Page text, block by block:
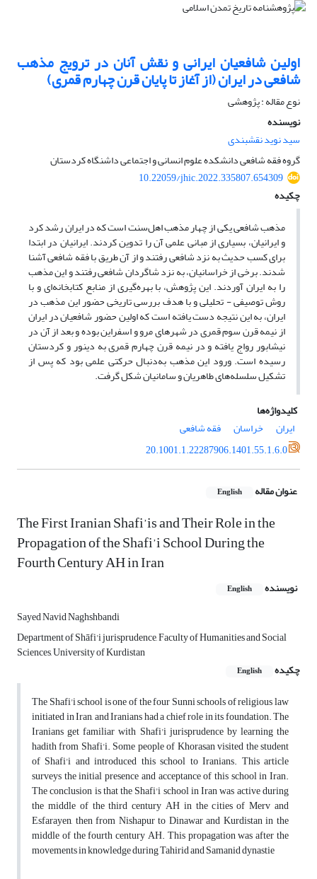
اولین شافعیان ایرانی و نقش آنان در ترویج مذهب
شافعی در ایران (از آغاز تا پایان قرن چهارم قمری)
نوع مقاله : پژوهشی
نویسنده
سید نوید نقشبندی
گروه فقه شافعی دانشکده علوم انسانی و اجتماعی داشنگاه کردستان
10.22059/jhic.2022.335807.654309
چکیده
مذهب شافعی یکی از چهار مذهب اهل‌سنت است که در ایران رشد کرد
و ایرانیان، بسیاری از مبانی علمی آن را تدوین کردند. ایرانیان در ابتدا
برای کسب حدیث به نزد شافعی رفتند و از آن طریق با فقه شافعی آشنا
شدند. برخی از خراسانیان، به نزد شاگردان شافعی رفتند و این مذهب
را به ایران آوردند. این پژوهش، با بهره‌گیری از منابع کتابخانه‌ای و با
روش توصیفی‌ - تحلیلی و با هدف بررسی تاریخی حضور این مذهب در
ایران، به این نتیجه دست یافته است که اولین حضور شافعیان در ایران
از نیمه قرن سوم قمری در شهرهای مرو و اسفراین بوده و بعد از آن در
نیشابور رواج یافته و در نیمه قرن چهارم قمری به دینور و کردستان
رسیده است. ورود این مذهب به‌دنبال حرکتی علمی بود که پس از
تشکیل سلسله‌های طاهریان و سامانیان شکل گرفت.
کلیدواژه‌ها
ایران
خراسان
فقه شافعی
20.1001.1.22287906.1401.55.1.6.0
عنوان مقاله English
The First Iranian Shafi’is and Their Role in the
Propagation of the Shafi’i School During the
Fourth Century AH in Iran
نویسنده English
Sayed Navid Naghshbandi
Department of Shāfi'i jurisprudence, Faculty of Humanities and Social
Sciences, University of Kurdistan
چکیده
English
The Shafi'i school is one of the four Sunni schools of religious law
initiated in Iran, and Iranians had a chief role in its foundation. The
Iranians get familiar with Shafi'i jurisprudence by learning the
hadith from Shafi'i. Some people of Khorasan visited the student
of Shafi'i and introduced this school to Iranians. This article
surveys the initial presence and acceptance of this school in Iran.
The conclusion is that the Shafi'i school in Iran was active during
the middle of the third century AH in the cities of Merv and
Esfarayen, then from Nishapur to Dinawar and Kurdistan in the
middle of the fourth century AH. This propagation was after the
movements in knowledge during Tahirid and Samanid dynastie